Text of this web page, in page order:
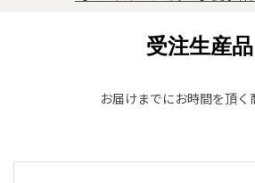
受注生産品
お届けまでにお時間を頂く